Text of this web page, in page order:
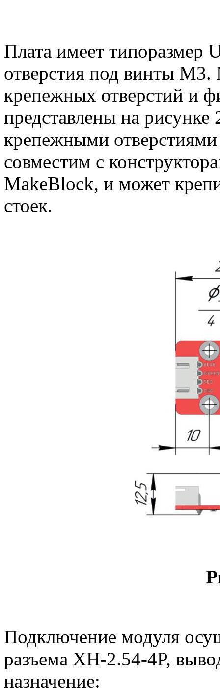
Плата имеет типоразмер
отверстия под винты М3.
крепежных отверстий и
представлены на
крепежными
совместим с
MakeBlock, и может
стоек.
Подключение модуля
разъема XH-2.54-4P,
назначение: